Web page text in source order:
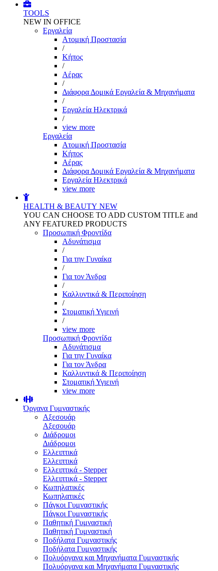
TOOLS
NEW IN OFFICE
Εργαλεία
Aτομική Προστασία
/
Kήπος
/
Αέρας
/
Διάφορα Δομικά Εργαλεία & Μηχανήματα
/
Εργαλεία Ηλεκτρικά
/
view more
Εργαλεία
Aτομική Προστασία
Kήπος
Αέρας
Διάφορα Δομικά Εργαλεία & Μηχανήματα
Εργαλεία Ηλεκτρικά
view more
HEALTH & BEAUTY NEW
YOU CAN CHOOSE TO ADD CUSTOM TITLE and
ANY FEATURED PRODUCTS
Προσωπική Φροντίδα
Αδυνάτισμα
/
Για την Γυναίκα
/
Για τον Άνδρα
/
Καλλυντικά & Περιποίηση
/
Στοματική Υγιεινή
/
view more
Προσωπική Φροντίδα
Αδυνάτισμα
Για την Γυναίκα
Για τον Άνδρα
Καλλυντικά & Περιποίηση
Στοματική Υγιεινή
view more
Όργανα Γυμναστικής
Αξεσουάρ
Αξεσουάρ
Διάδρομοι
Διάδρομοι
Ελλειπτικά
Ελλειπτικά
Ελλειπτικά - Stepper
Ελλειπτικά - Stepper
Κωπηλατικές
Κωπηλατικές
Πάγκοι Γυμναστικής
Πάγκοι Γυμναστικής
Παθητική Γυμναστική
Παθητική Γυμναστική
Ποδήλατα Γυμναστικής
Ποδήλατα Γυμναστικής
Πολυόργανα και Μηχανήματα Γυμναστικής
Πολυόργανα και Μηχανήματα Γυμναστικής